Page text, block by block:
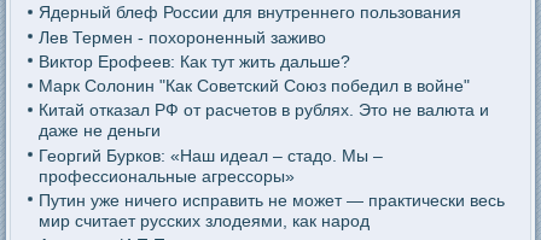
Ядерный блеф России для внутреннего пользования
Лев Термен - похороненный заживо
Виктор Ерофеев: Как тут жить дальше?
Марк Солонин "Как Советский Союз победил в войне"
Китай отказал РФ от расчетов в рублях. Это не валюта и
даже не деньги
Георгий Бурков: «Наш идеал – стадо. Мы –
профессиональные агрессоры»
Путин уже ничего исправить не может — практически весь
мир считает русских злодеями, как народ